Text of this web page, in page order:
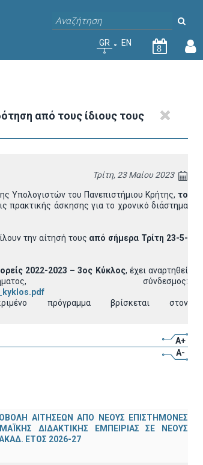
GR EN
8
από τους ίδιους τους
Τρίτη, 23 Μαίου 2023
Υπολογιστών του Πανεπιστήμιου Κρήτης, το
πρακτικής άσκησης για το χρονικό διάστημα
την αίτησή τους από σήμερα Τρίτη 23-5-
2022-2023 – 3ος Κύκλος, έχει αναρτηθεί
σύνδεσμος:
πρόγραμμα βρίσκεται στον
A+
A-
ΑΙΤΗΣΕΩΝ ΑΠΟ ΝΕΟΥΣ ΕΠΙΣΤΗΜΟΝΕΣ
ΔΙΔΑΚΤΙΚΗΣ ΕΜΠΕΙΡΙΑΣ ΣΕ ΝΕΟΥΣ
ΕΤΟΣ 2026-27